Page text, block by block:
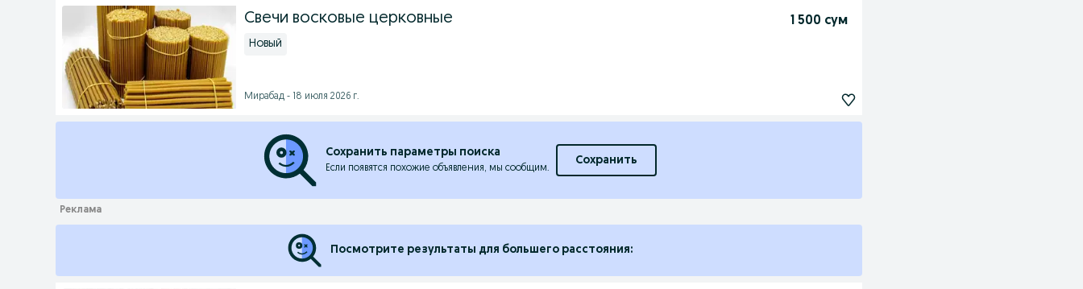
Свечи восковые церковные 1 500 сум
Новый
Мирабад - 18 июля 2026 г.
Сохранить параметры поиска
Если появятся похожие объявления, мы сообщим.
Сохранить
Посмотрите результаты для большего расстояния: